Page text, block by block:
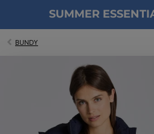
SUMMER
BUNDY